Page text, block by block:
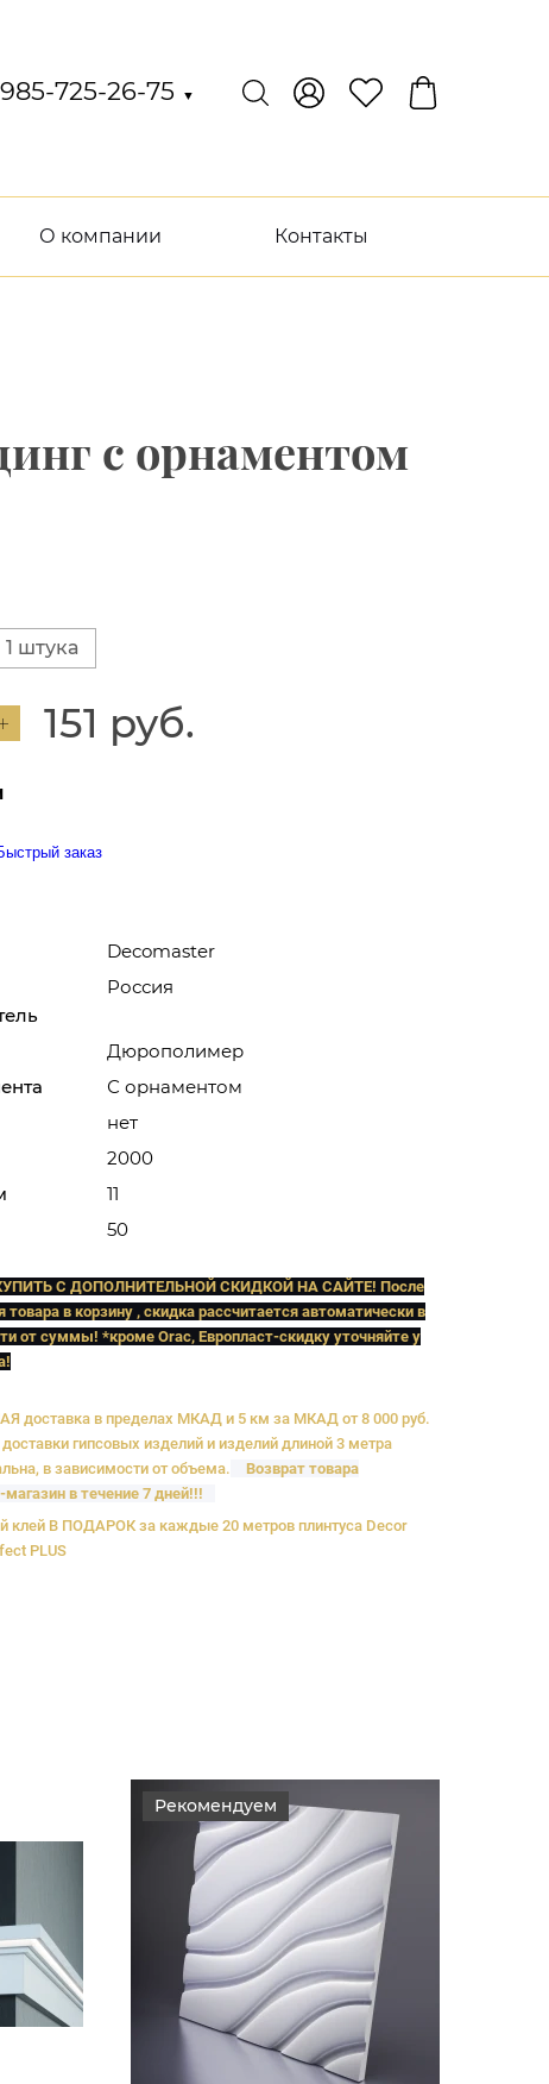
725-26-75 ▼
О компании Контакты
с орнаментом
1 штука
151 руб.
заказ
Decomaster
Россия
Дюрополимер
С орнаментом
нет
2000
11
50
C ДОПОЛНИТЕЛЬНОЙ СКИДКОЙ НА САЙТЕ! После
товара в корзину , скидка рассчитается автоматически в
от суммы! *кроме Orac, Европласт-скидку уточняйте у
доставка в пределах МКАД и 5 км за МКАД от 8 000 руб.
гипсовых изделий и изделий длиной 3 метра
в зависимости от объема.
Возврат товара
магазин в течение 7 дней!!!
клей В ПОДАРОК за каждые 20 метров плинтуса Decor
PLUS
Рекомендуем